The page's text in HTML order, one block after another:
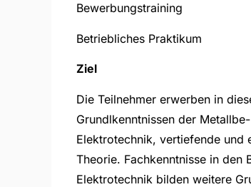
Bewerbungstraining
Betriebliches Praktikum
Ziel
Die Teilnehmer erwerben in
Grundlkenntnissen der
Elektrotechnik, vertiefende und
Theorie. Fachkenntnisse in den
Elektrotechnik bilden weitere